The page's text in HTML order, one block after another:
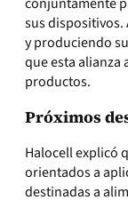
sus
y produciendo
que esta alianza
productos.
Próximos
Halocell explicó
orientados a
destinadas a